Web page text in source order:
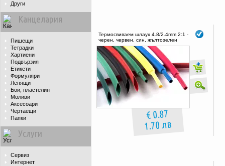
Други
Канцелария
Пишещи
Тетрадки
Хартиени
Подвързия
Етикети
Формуляри
Лепящи
Бои, пластелин
Моливи
Аксесоари
Чертаещи
Папки
Услуги
Сервиз
Интернет
Термосвиваем шлаух 4.8/2.4mm 2:1 -
черен, червен, син, жълтозелен
€ 0.87
1.70 лв